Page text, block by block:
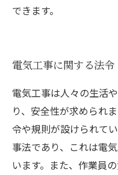
できます。
電気工事に関する法
電気工事は人々の生活
り、安全性が求められ
令や規則が設けられて
事法であり、これは電
います。また、作業員